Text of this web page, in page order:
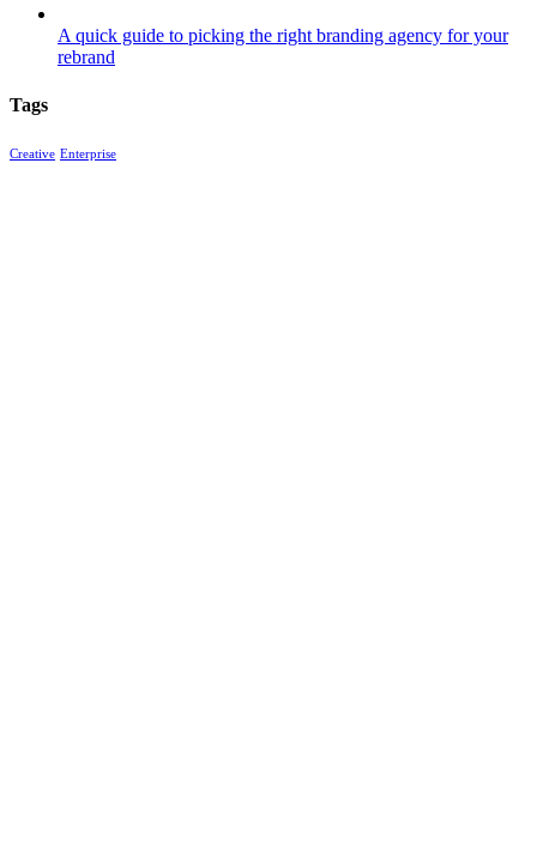
A quick guide to picking the right branding agency for your
rebrand
Tags
Creative Enterprise